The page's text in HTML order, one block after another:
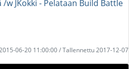
w JKokki - Pelataan Build Battle
06-20 11:00:00 / Tallennettu 2017-12-07